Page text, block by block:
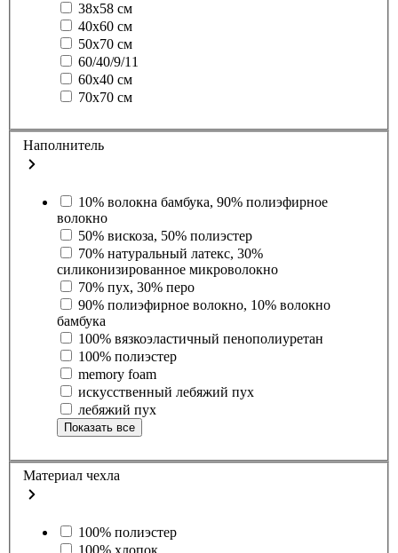
38х58 см
40х60 см
50х70 см
60/40/9/11
60х40 см
70х70 см
Наполнитель
10% волокна бамбука, 90% полиэфирное
волокно
50% вискоза, 50% полиэстер
70% натуральный латекс, 30%
силиконизированное микроволокно
70% пух, 30% перо
90% полиэфирное волокно, 10% волокно
бамбука
100% вязкоэластичный пенополиуретан
100% полиэстер
memory foam
искусственный лебяжий пух
лебяжий пух
Показать все
Материал чехла
100% полиэстер